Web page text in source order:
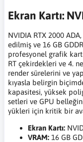
Ekran Kartı:
NVIDIA RTX 2000
edilmiş ve 16 GB
profesyonel grafik
RT çekirdekleri ve 4.
render sürelerini ve
kıyasla belirgin
kapasitesi, yüksek
setleri ve GPU
yükleri için kritik bir
Ekran Kartı:
VRAM: 16 GB